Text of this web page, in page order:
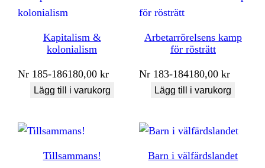
Kapitalism &
kolonialism
Nr 185-186180,00kr
Lägg till i varukorg
Arbetarrörelsens kamp
för rösträtt
Nr 183-184180,00kr
Lägg till i varukorg
Tillsammans! Barn i välfärdslandet